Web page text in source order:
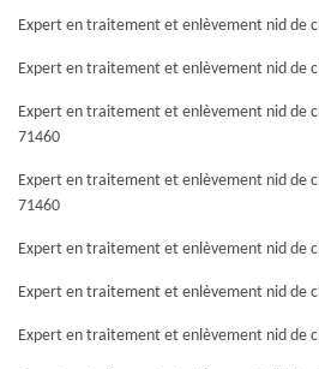
Expert en traitement et enlèvement nid de
Expert en traitement et enlèvement nid de
Expert en traitement et enlèvement nid de
71460
Expert en traitement et enlèvement nid de
71460
Expert en traitement et enlèvement nid de
Expert en traitement et enlèvement nid de
Expert en traitement et enlèvement nid de